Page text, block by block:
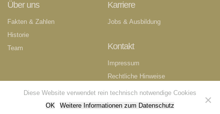
Über uns
Fakten & Zahlen
Historie
Team
Karriere
Jobs & Ausbildung
Kontakt
Impressum
Rechtliche Hinweise
Datenschutzerklärung
Diese Website verwendet rein technisch notwendige Cookies
OK
Weitere Informationen zum Datenschutz